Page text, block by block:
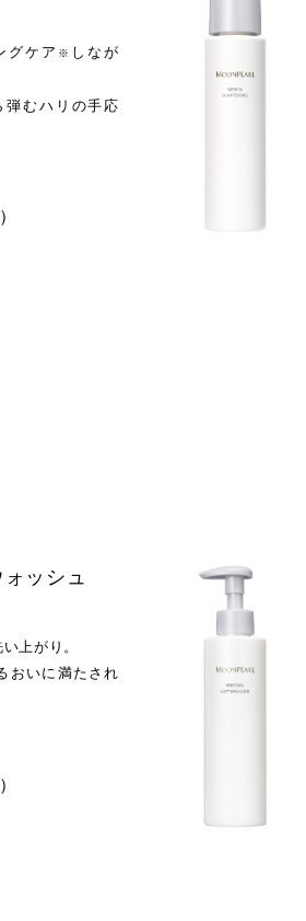
グケア ※ しなが
弾むハリの手応
ッシュ
上がり。
おいに満たされ